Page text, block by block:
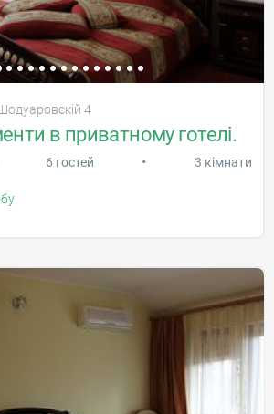
4
в приватному готелі.
6 гостей • 3 кімнати